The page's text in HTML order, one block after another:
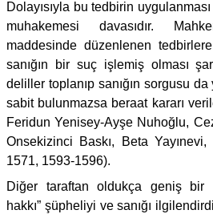
Dolayısıyla bu tedbirin
muhakemesi davasıdır.
maddesinde düzenlenen
sanığın bir suç işlemiş olması
deliller toplanıp sanığın sorgusu
sabit bulunmazsa beraat kararı
Feridun Yenisey-Ayşe Nuhoğlu,
Onsekizinci Baskı, Beta
1571, 1593-1596).
Diğer taraftan oldukça geniş bir
hakkı” şüpheliyi ve sanığı